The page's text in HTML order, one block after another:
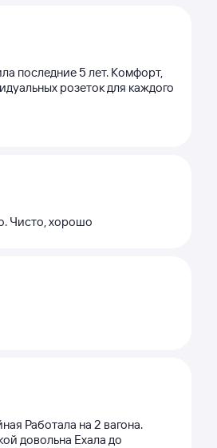
последние 5 лет. Комфорт,
розеток для каждого
Чисто, хорошо
Работала на 2 вагона.
довольна Ехала до